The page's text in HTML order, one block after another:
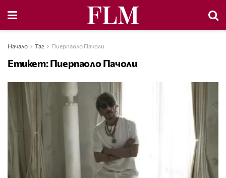
Начало Таг Пиерпаоло Пачоли
Етикет:Пиерпаоло Пачоли